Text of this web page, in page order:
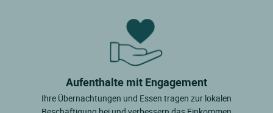
Aufenthalte mit Engagement
Ihre Übernachtungen und Essen tragen zur lokalen